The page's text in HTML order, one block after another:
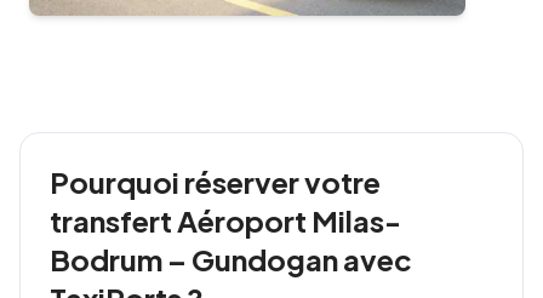
Pourquoi réserver votre
transfert Aéroport Milas-
Bodrum – Gundogan avec